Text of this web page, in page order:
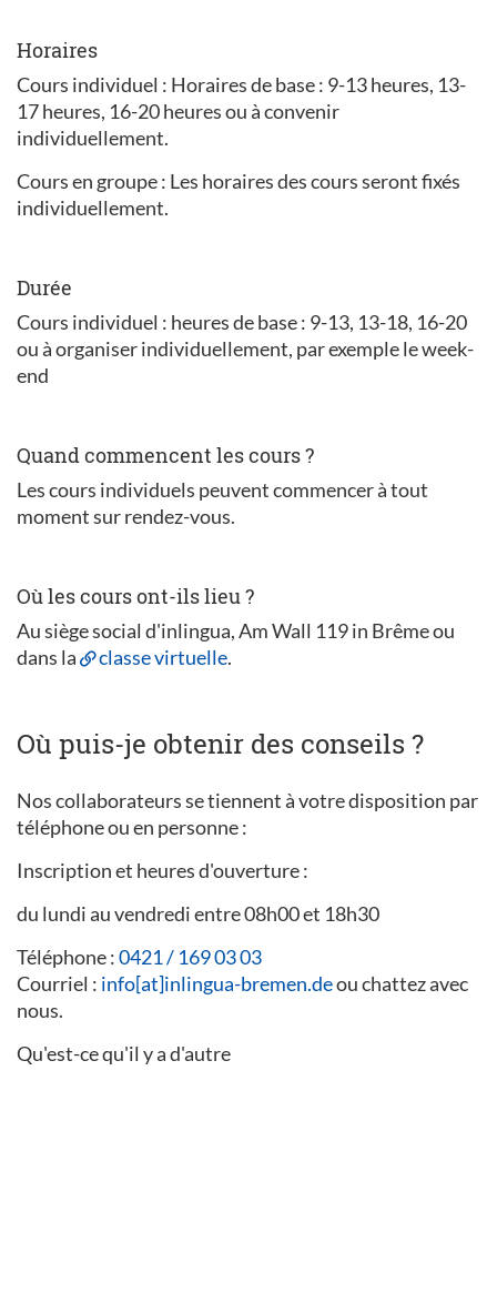
Horaires
Cours individuel : Horaires de base : 9-13 heures, 13-
17 heures, 16-20 heures ou à convenir
individuellement.
Cours en groupe : Les horaires des cours seront fixés
individuellement.
Durée
Cours individuel : heures de base : 9-13, 13-18, 16-20
ou à organiser individuellement, par exemple le week-
end
Quand commencent les cours ?
Les cours individuels peuvent commencer à tout
moment sur rendez-vous.
Où les cours ont-ils lieu ?
Au siège social d'inlingua, Am Wall 119 in Brême ou
dans la
classe virtuelle.
Où puis-je obtenir des conseils ?
Nos collaborateurs se tiennent à votre disposition par
téléphone ou en personne :
Inscription et heures d'ouverture :
du lundi au vendredi entre 08h00 et 18h30
Téléphone :0421 / 169 03 03
Courriel : info[at]inlingua-bremen.deou chattez avec
nous.
Qu'est-ce qu'il y a d'autre